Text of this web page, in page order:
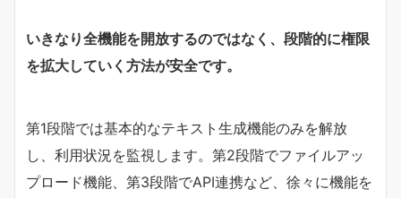
いきなり全機能を開放するのではなく、段階的に権限
を拡大していく方法が安全です。
第1段階では基本的なテキスト生成機能のみを解放
し、利用状況を監視します。第2段階でファイルアッ
プロード機能、第3段階でAPI連携など、徐々に機能を